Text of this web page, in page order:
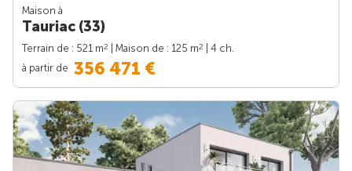
Maison à
Tauriac (33)
Terrain de : 521 m2 | Maison de : 125 m2
| 4 ch.
à partir de 356 471 €